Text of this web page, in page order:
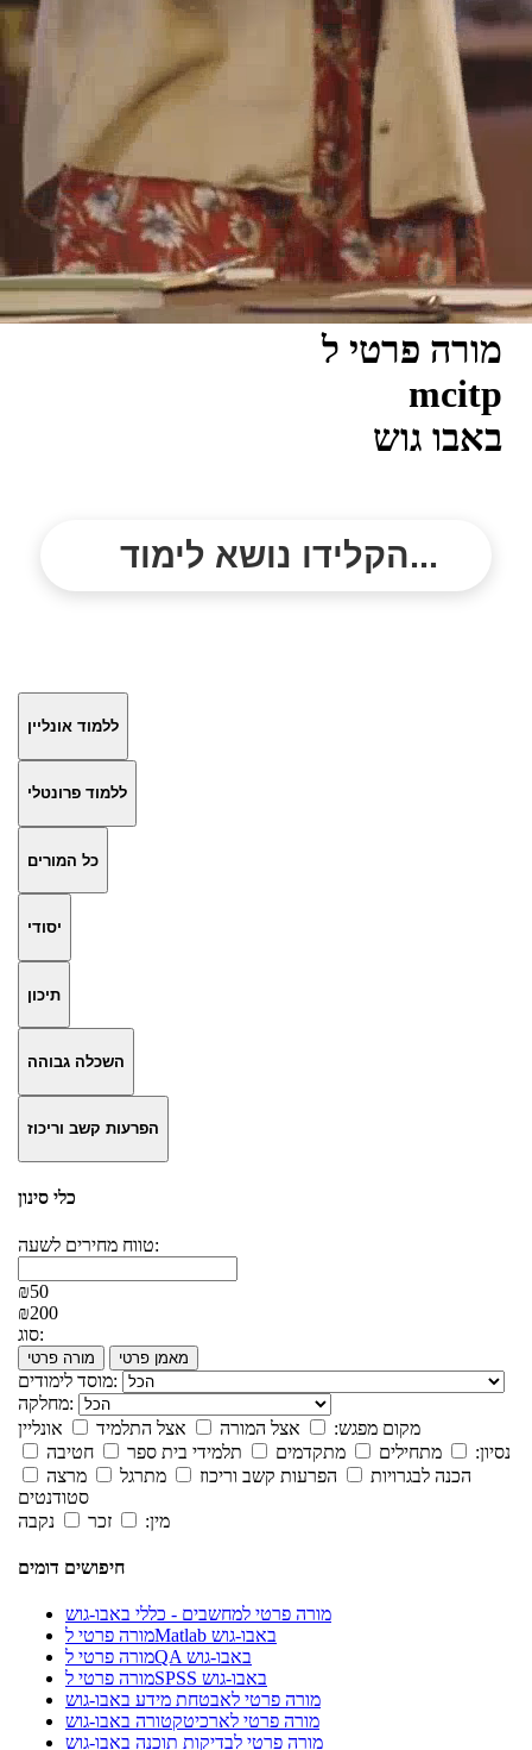
מורה פרטי ל
mcitp
באבו גוש
הקלידו נושא לימוד...
ללמוד אונליין
ללמוד פרונטלי
כל המורים
יסודי
תיכון
השכלה גבוהה
הפרעות קשב וריכוז
כלי סינון
טווח מחירים לשעה:
₪50
₪200
סוג:
מורה פרטי מאמן פרטי
מוסד לימודים:
מחלקה:
מקום מפגש:
אצל המורה אצל התלמיד
אונליין
נסיון:
מתחילים מתקדמים תלמידי בית ספר
חטיבה
הכנה לבגרויות
הפרעות קשב וריכוז מתרגל
מרצה
סטודנטים
מין:
זכר נקבה
חיפושים דומים
מורה פרטי למחשבים - כללי באבו-גוש
מורה פרטי לMatlab באבו-גוש
מורה פרטי לQA באבו-גוש
מורה פרטי לSPSS באבו-גוש
מורה פרטי לאבטחת מידע באבו-גוש
מורה פרטי לארכיטקטורה באבו-גוש
מורה פרטי לבדיקות תוכנה באבו-גוש